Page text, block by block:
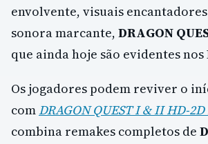
envolvente, visuais
sonora marcante, DRAGON
que ainda hoje são evidentes nos
Os jogadores podem reviver o
comDRAGON QUEST I & II HD-
combina remakes completos de